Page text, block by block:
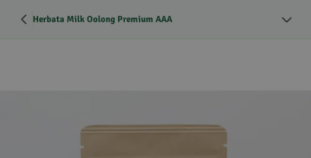
Herbata Milk Oolong Premium AAA